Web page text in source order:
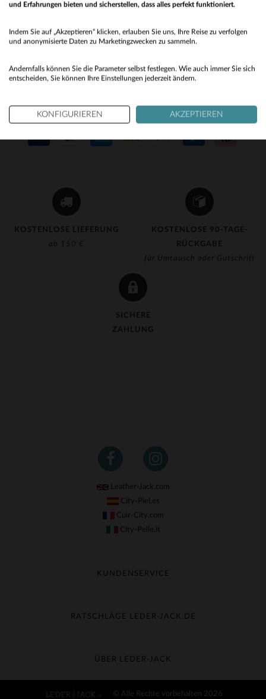
KOSTENLOSE LIEFERUNG
ab 150 €
KOSTENLOSE 90-TAGE-
RÜCKGABE
für Umtausch oder Gutschrift
SICHERE
ZAHLUNG
per E-Mailcontact@leder-jack.de
UNSERE VERTRAUENSWÜRDIGEN PARTNER
Leather-Jack.com
City-Piel.es
Cuir-City.com
City-Pelle.it
KUNDENSERVICE
Umtausch & Widerruf
Kundenservice kontaktieren
RATSCHLÄGE LEDER-JACK.DE
Material-Guide
ÜBER LEDER-JACK
© Alle Rechte vorbehalten 2026
No
Yes
und Erfahrungen bieten und sicherstellen, dass alles perfekt funktioniert.
Indem Sie auf „Akzeptieren“ klicken, erlauben Sie uns, Ihre Reise zu verfolgen
und anonymisierte Daten zu Marketingzwecken zu sammeln.
Andernfalls können Sie die Parameter selbst festlegen. Wie auch immer Sie sich
entscheiden, Sie können Ihre Einstellungen jederzeit ändern.
KONFIGURIEREN AKZEPTIEREN